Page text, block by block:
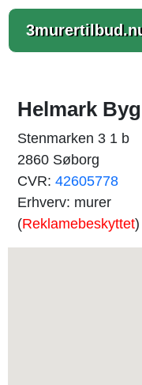
Helmark
Stenmarken 3 1 b
2860 Søborg
CVR: 42605778
Erhverv: murer
(Reklamebeskyttet)